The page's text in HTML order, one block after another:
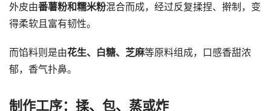
外皮由番薯粉和糯米粉混合而成，经过反复揉捏、擀制，变
得柔软且富有韧性。
而馅料则是由花生、白糖、芝麻等原料组成，口感香甜浓
郁，香气扑鼻。
制作工序：揉、包、蒸或炸